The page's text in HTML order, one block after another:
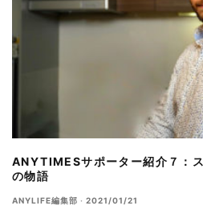
ANYTIMESサポーター紹介７：
の物語
ANYLIFE編集部 · 2021/01/21